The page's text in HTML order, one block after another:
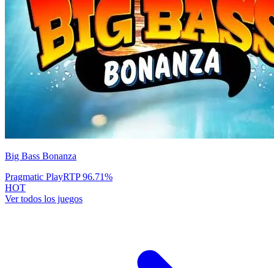
Big Bass Bonanza
Pragmatic PlayRTP96.71%
HOT
Ver todos los juegos